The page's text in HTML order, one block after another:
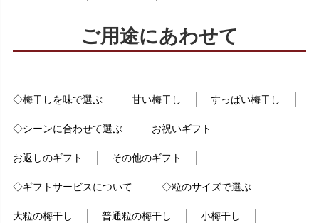
ご用途にあわせて
◇梅干しを味で選ぶ 甘い梅干し すっぱい梅干し
◇シーンに合わせて選ぶ お祝いギフト
お返しのギフト その他のギフト
◇ギフトサービスについて ◇粒のサイズで選ぶ
大粒の梅干し 普通粒の梅干し 小梅干し